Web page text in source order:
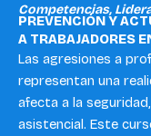
Competencias,
PREVENCIÓN Y
A TRABAJADORES
Las agresiones a
representan una
afecta a la
asistencial. Este